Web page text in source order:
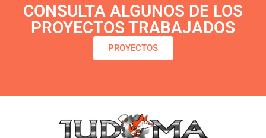
CONSULTA ALGUNOS DE LOS
PROYECTOS TRABAJADOS
PROYECTOS